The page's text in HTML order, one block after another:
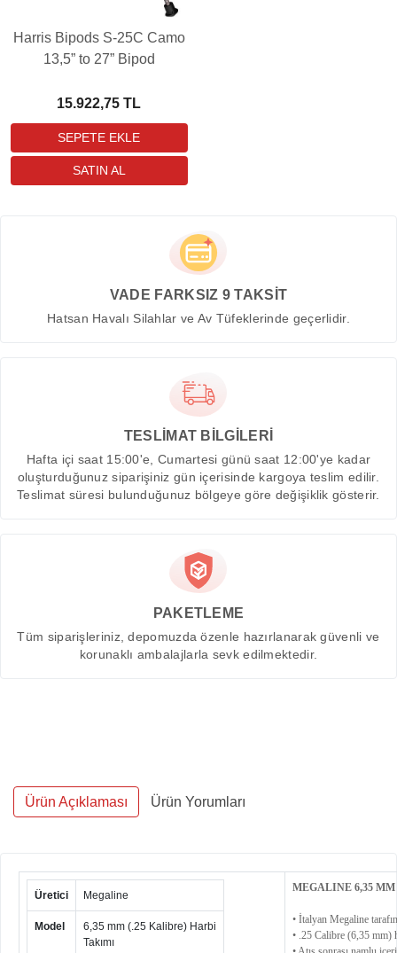
Harris Bipods S-25C Camo
13,5” to 27” Bipod
15.922,75 TL
VADE FARKSIZ 9 TAKSİT
Hatsan Havalı Silahlar ve Av Tüfeklerinde geçerlidir.
TESLİMAT BİLGİLERİ
Hafta içi saat 15:00'e, Cumartesi günü saat 12:00'ye kadar
oluşturduğunuz siparişiniz gün içerisinde kargoya teslim edilir.
Teslimat süresi bulunduğunuz bölgeye göre değişiklik gösterir.
PAKETLEME
Tüm siparişleriniz, depomuzda özenle hazırlanarak güvenli ve
korunaklı ambalajlarla sevk edilmektedir.
Ürün Açıklaması Ürün Yorumları
Üretici Megaline
Model
6,35 mm (.25 Kalibre) Harbi
Takımı
MEGALINE 6,35
• İtalyan Megaline
• .25 Calibre (6,35 mm)